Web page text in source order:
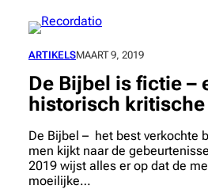
naar
inhoudARTIKELSMAART 9, 2019
De Bijbel is fictie –
historisch
De Bijbel – het best verkochte
men kijkt naar de
2019 wijst alles er op dat de
moeilijke…